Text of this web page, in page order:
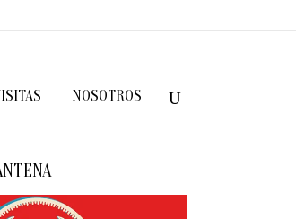
NOSOTROS